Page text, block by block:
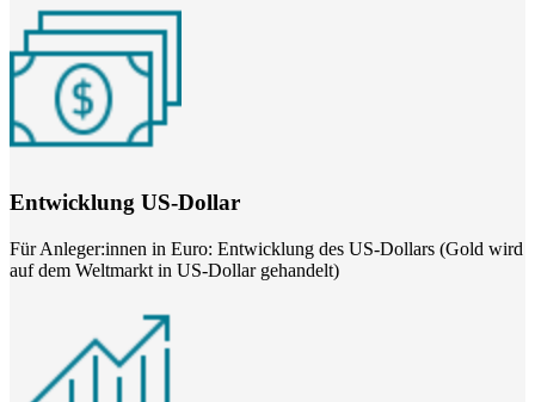
Entwicklung US-Dollar
Für Anleger:innen in Euro: Entwicklung des US-Dollars (Gold wird
auf dem Weltmarkt in US-Dollar gehandelt)